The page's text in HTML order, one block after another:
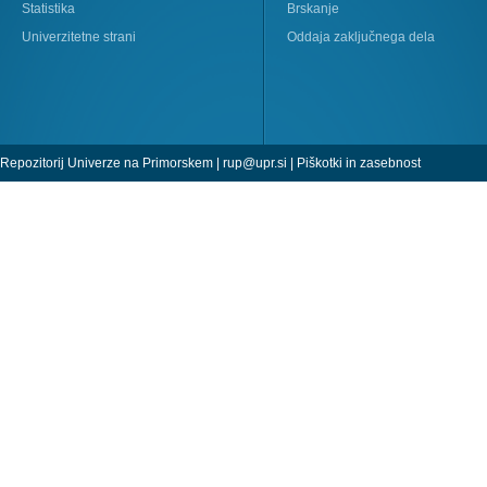
Statistika
Univerzitetne strani
Brskanje
Oddaja zaključnega dela
Repozitorij Univerze na Primorskem | rup@upr.si | Piškotki in zasebnost